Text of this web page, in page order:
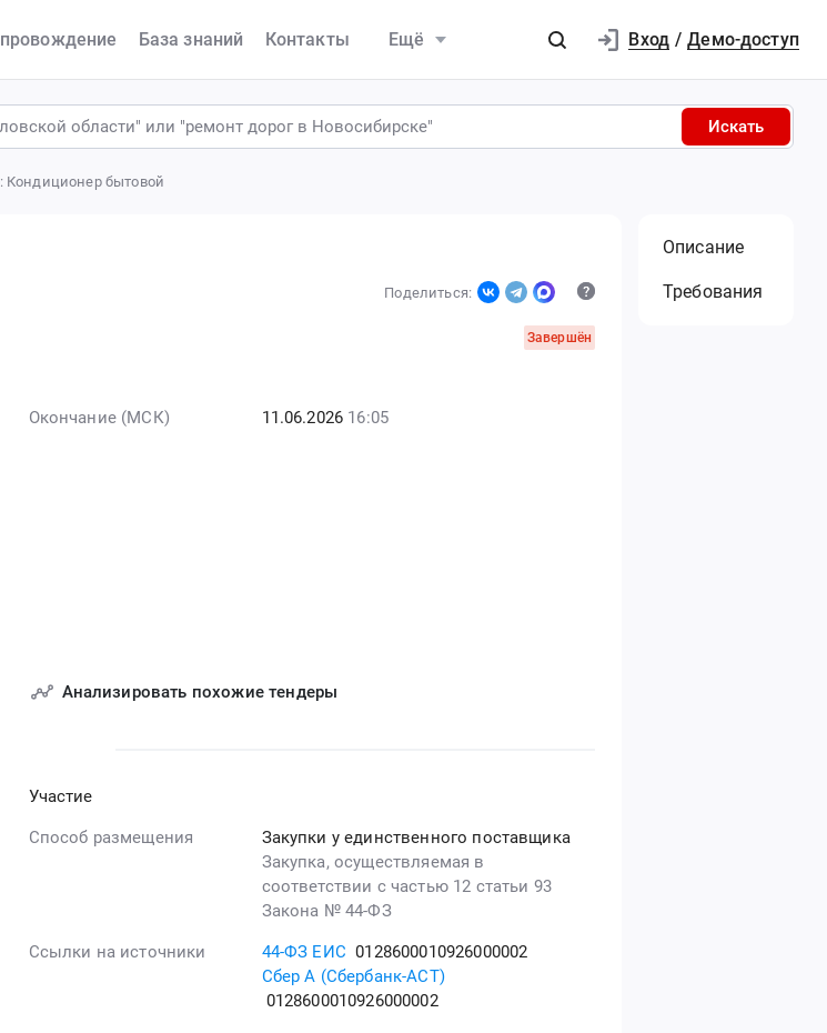
База знаний Контакты Ещё Вход / Демо-доступ
Искать
Кондиционер бытовой
Поделиться:
Завершён
Окончание (МСК) 11.06.2026 16:05
Анализировать похожие тендеры
Участие
Способ размещения
Закупки у единственного поставщика
Закупка, осуществляемая в
соответствии с частью 12 статьи 93
Закона № 44-ФЗ
Ссылки на источники 44-ФЗ ЕИС 0128600010926000002
Сбер А (Сбербанк-АСТ)
0128600010926000002
Описание
Требования